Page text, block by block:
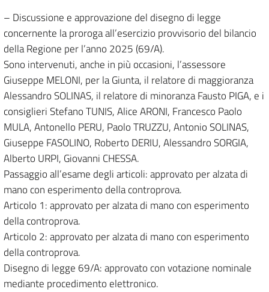
– Discussione e approvazione del disegno di legge
concernente la proroga all’esercizio provvisorio del bilancio
della Regione per l’anno 2025 (69/A).
Sono intervenuti, anche in più occasioni, l’assessore
Giuseppe MELONI, per la Giunta, il relatore di maggioranza
Alessandro SOLINAS, il relatore di minoranza Fausto PIGA, e i
consiglieri Stefano TUNIS, Alice ARONI, Francesco Paolo
MULA, Antonello PERU, Paolo TRUZZU, Antonio SOLINAS,
Giuseppe FASOLINO, Roberto DERIU, Alessandro SORGIA,
Alberto URPI, Giovanni CHESSA.
Passaggio all’esame degli articoli: approvato per alzata di
mano con esperimento della controprova.
Articolo 1: approvato per alzata di mano con esperimento
della controprova.
Articolo 2: approvato per alzata di mano con esperimento
della controprova.
Disegno di legge 69/A: approvato con votazione nominale
mediante procedimento elettronico.